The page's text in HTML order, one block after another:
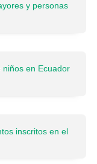
y personas
niños en Ecuador
inscritos en el